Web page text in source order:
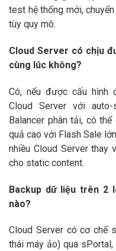
test hệ thống mới,
tùy quy mô.
Cloud Server có chịu
cùng lúc không?
Có, nếu được cấu hình
Cloud Server với
Balancer phân tải, có
quả cao với Flash Sale
nhiều Cloud Server thay
cho static content.
Backup dữ liệu trên 2
nào?
Cloud Server có cơ chế
thái máy ảo) qua